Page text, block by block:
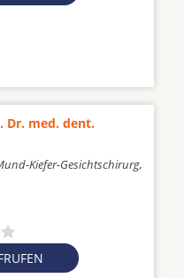
Dr. med. dent.
Kiefer-Gesichtschirurg,